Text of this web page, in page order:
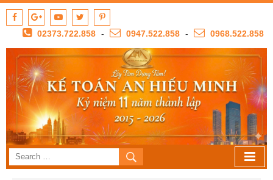
02373.722.858 - 0947.522.858 - 0968.522.858